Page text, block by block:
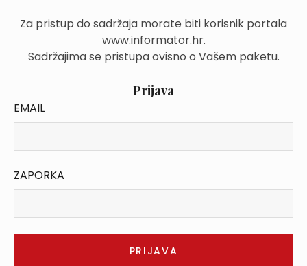
Za pristup do sadržaja morate biti korisnik portala
www.informator.hr.
Sadržajima se pristupa ovisno o Vašem paketu.
Prijava
EMAIL
ZAPORKA